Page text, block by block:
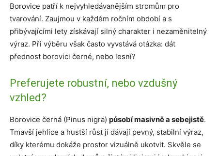
Borovice patří k nejvyhledávanějším stromům pro
tvarování. Zaujmou v každém ročním období a s
přibývajícími lety získávají silný charakter i nezaměnitelný
výraz. Při výběru však často vyvstává otázka: dát
přednost borovici černé, nebo lesní?
Preferujete robustní, nebo vzdušný
vzhled?
Borovice černá (Pinus nigra) působí masivně a sebejistě.
Tmavší jehlice a hustší růst jí dávají pevný, stabilní výraz,
díky kterému dokáže prostor vizuálně ukotvit. Skvěle se